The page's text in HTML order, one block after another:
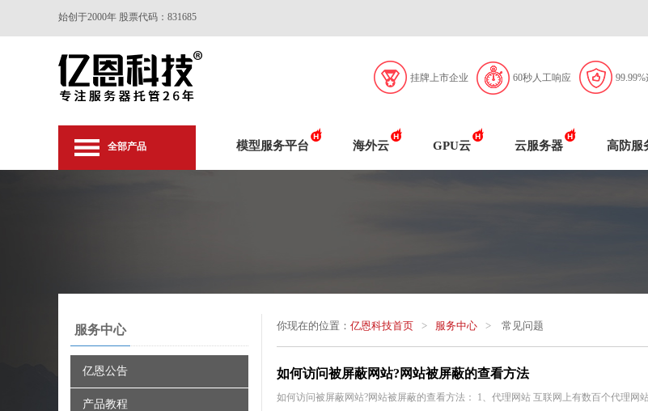
始创于2000年 股票代码：831685
挂牌上市企业 60秒人工响应
全部产品 模型服务平台 海外云 GPU云 云服务器 高防服
服务中心
亿恩公告
产品教程
你现在的位置： 亿恩科技首页 > 服务中心 > 常见问题
如何访问被屏蔽网站?网站被屏蔽的查看方法
如何访问被屏蔽网站?网站被屏蔽的查看方法： 1、代理网站 互联网上有数百个代理